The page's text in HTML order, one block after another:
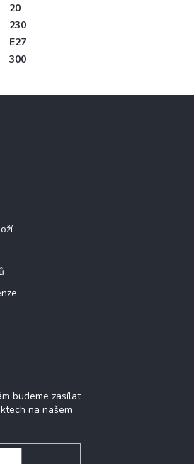
20
230
E27
300
budeme zasílat
na našem